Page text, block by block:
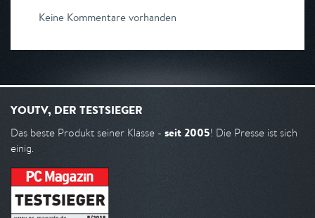
Keine Kommentare vorhanden
YOUTV, DER TESTSIEGER
Das beste Produkt seiner Klasse - seit 2005! Die Presse ist sich
einig.